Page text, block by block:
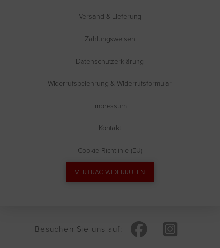
Versand & Lieferung
Zahlungsweisen
Datenschutzerklärung
Widerrufsbelehrung & Widerrufsformular
Impressum
Kontakt
Cookie-Richtlinie (EU)
VERTRAG WIDERRUFEN
Besuchen Sie uns auf: